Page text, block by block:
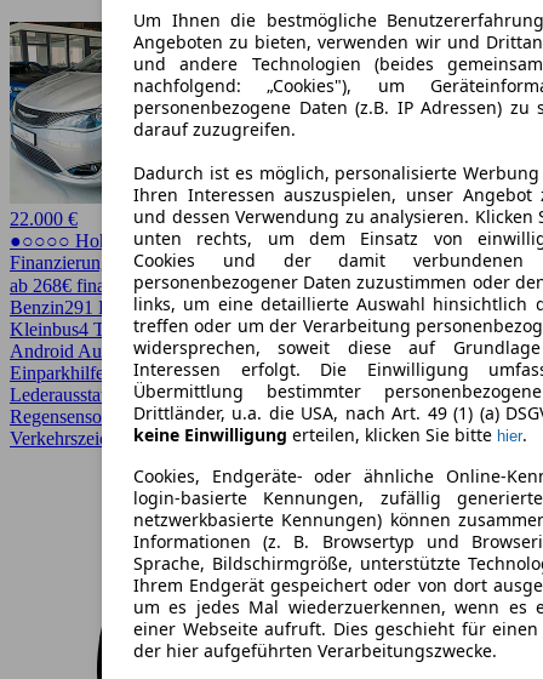
Um Ihnen die bestmögliche
Angeboten zu bieten, verwenden wir und
und andere Technologien (beides
nachfolgend: „Cookies"), um
personenbezogene Daten (z.B. IP Adressen) zu
darauf zuzugreifen.
Dadurch ist es möglich, personalisierte
Ihren Interessen auszuspielen, unser Angebot
und dessen Verwendung zu analysieren. Klicken
unten rechts, um dem Einsatz von
Cookies und der damit verbundenen
personenbezogener Daten zuzustimmen oder
links, um eine detaillierte Auswahl hinsichtlich
treffen oder um der Verarbeitung
widersprechen, soweit diese auf
Interessen erfolgt. Die Einwilligung
Übermittlung bestimmter
Drittländer, u.a. die USA, nach Art. 49 (1) (a)
keine Einwilligung erteilen, klicken Sie bitte hier.
Cookies, Endgeräte- oder ähnliche Online-
login-basierte Kennungen, zufällig
netzwerkbasierte Kennungen) können
Informationen (z. B. Browsertyp und
Sprache, Bildschirmgröße, unterstützte
Ihrem Endgerät gespeichert oder von dort
um es jedes Mal wiederzuerkennen, wenn es
einer Webseite aufruft. Dies geschieht für
der hier aufgeführten Verarbeitungszwecke.
22.000 €
●○○○○ Hoher Preis
Finanzierung möglich
ab 268€ finanzieren ↗
Benzin291 PS (214 kW)148.696 kmEZ 06/2017AutomatikVan /
Kleinbus4 Türen
Android Auto, Apple CarPlay, Beheizbares Lenkrad, CarPlay,
Einparkhilfe, Einparkhilfe Sensoren hinten, Elektrische Sitze, LED,
Lederausstattung, LED-Scheinwerfer, Lichtsensor, Lordosenstütze,
Regensensor, Scheckheftgepflegt, Sitzheizung, Totwinkel-Assistent,
Verkehrszeichenerkennung